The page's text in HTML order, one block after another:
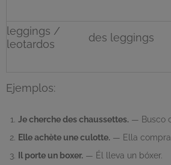
leggings /
leotardos
des leggings
Ejemplos:
Je cherche des chaussettes. — Busco
Elle achète une culotte. — Ella compra
Il porte un boxer. — Él lleva un bóxer.